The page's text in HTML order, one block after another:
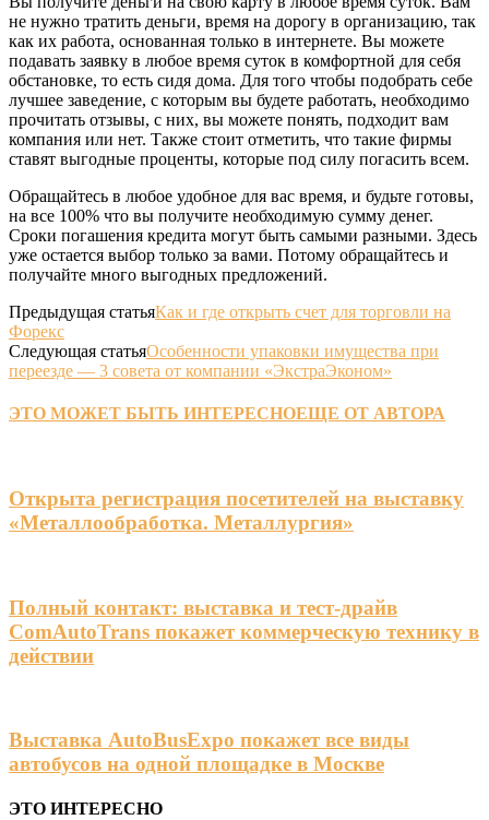
не нужно тратить деньги, время на дорогу в организацию, так
как их работа, основанная только в интернете. Вы можете
подавать заявку в любое время суток в комфортной для себя
обстановке, то есть сидя дома. Для того чтобы подобрать себе
лучшее заведение, с которым вы будете работать, необходимо
прочитать отзывы, с них, вы можете понять, подходит вам
компания или нет. Также стоит отметить, что такие фирмы
ставят выгодные проценты, которые под силу погасить всем.
Обращайтесь в любое удобное для вас время, и будьте готовы,
на все 100% что вы получите необходимую сумму денег.
Сроки погашения кредита могут быть самыми разными. Здесь
уже остается выбор только за вами. Потому обращайтесь и
получайте много выгодных предложений.
Предыдущая статьяКак и где открыть счет для торговли на
Форекс
Следующая статьяОсобенности упаковки имущества при
переезде — 3 совета от компании «ЭкстраЭконом»
ЭТО МОЖЕТ БЫТЬ ИНТЕРЕСНОЕЩЕ ОТ АВТОРА
Открыта регистрация посетителей на выставку
«Металлообработка. Металлургия»
Полный контакт: выставка и тест-драйв
ComAutoTrans покажет коммерческую технику в
действии
Выставка AutoBusExpo покажет все виды
автобусов на одной площадке в Москве
ЭТО ИНТЕРЕСНО